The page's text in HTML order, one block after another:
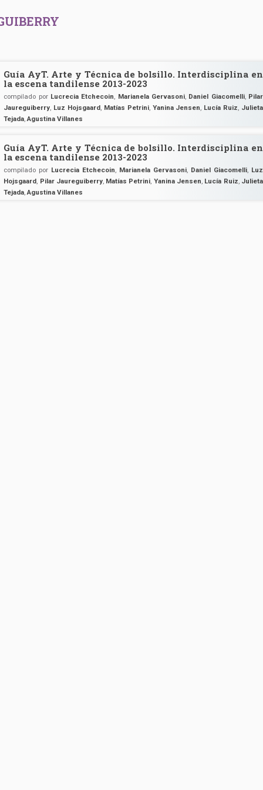
Guía AyT. Arte y Técnica de bolsillo. Interdisciplina en
la escena tandilense 2013-2023
compilado por Lucrecia Etchecoin, Marianela Gervasoni, Daniel Giacomelli, Pilar
Jaureguiberry, Luz Hojsgaard, Matías Petrini, Yanina Jensen, Lucía Ruiz, Julieta
Tejada,Agustina Villanes
Guía AyT. Arte y Técnica de bolsillo. Interdisciplina en
la escena tandilense 2013-2023
compilado por Lucrecia Etchecoin, Marianela Gervasoni, Daniel Giacomelli, Luz
Hojsgaard, Pilar Jaureguiberry, Matías Petrini, Yanina Jensen, Lucía Ruiz, Julieta
Tejada,Agustina Villanes